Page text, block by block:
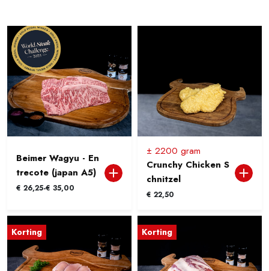
Beimer Wagyu - En
trecote (japan A5)
€ 26,25-€ 35,00
Prijsklasse:
tot
€ 35,00
± 2200 gram
Crunchy Chicken S
chnitzel
€ 22,50
Korting Korting